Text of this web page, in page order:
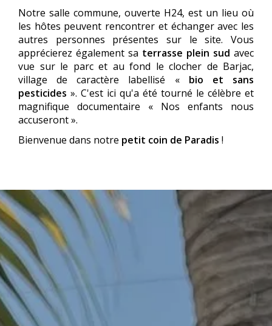
Notre salle commune, ouverte H24, est un lieu où
les hôtes peuvent rencontrer et échanger avec les
autres personnes présentes sur le site. Vous
apprécierez également sa terrasse plein sud avec
vue sur le parc et au fond le clocher de Barjac,
village de caractère labellisé « bio et sans
pesticides ». C'est ici qu'a été tourné le célèbre et
magnifique documentaire « Nos enfants nous
accuseront ».
Bienvenue dans notre petit coin de Paradis !